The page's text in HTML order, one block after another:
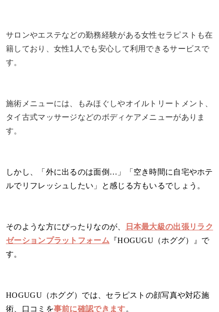
サロンやエステなどの勤務経験がある女性セラピストも在
籍しており、女性1人でも安心して利用できるサービスで
す。
施術メニューには、もみほぐしやオイルトリートメント、
タイ古式マッサージなどのボディケアメニューがありま
す。
しかし、「外に出るのは面倒…」「空き時間に自宅やホテ
ルでリフレッシュしたい」と感じる方もいるでしょう。
そのような方にぴったりなのが、
日本最大級の出張リラク
ゼーションプラットフォーム 『HOGUGU（ホググ）』で
す。
HOGUGU（ホググ）では、セラピストの顔写真や対応施
術、口コミを事前に確認できます。